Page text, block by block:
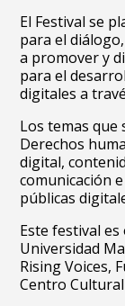
El Festival se
para el
a promover y
para el
digitales a
Los temas
Derechos
digital,
comunicación
públicas
Este festival
Universidad
Rising Voices,
Centro